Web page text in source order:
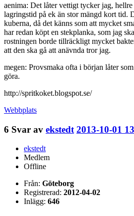
aenima: Det låter vettigt tycker jag,
lagringstid på ek än stor mängd kort tid.
kuberna, då det känns som att mycket
har redan köpt en stekplanka, som jag
rostningen borde tillräckligt mycket
att den ska gå att anävnda tror jag.
megen: Provsmaka ofta i början låter
göra.
http://spritkoket.blogspot.se/
Webbplats
6 Svar av ekstedt 2013-10-01
ekstedt
Medlem
Offline
Från: Göteborg
Registrerad: 2012-04-02
Inlägg: 646